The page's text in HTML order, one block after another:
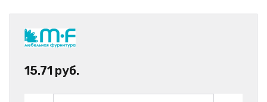
15.71 руб.